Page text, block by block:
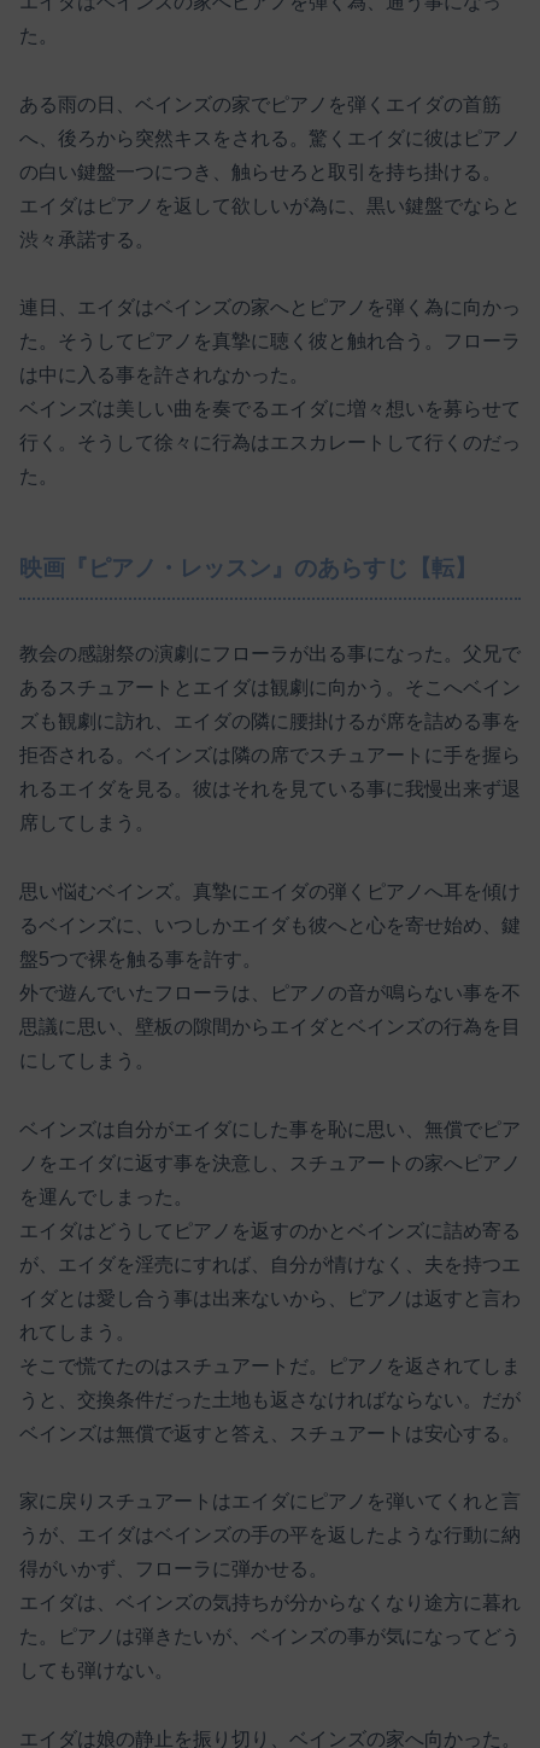
た。
ある雨の日、ベインズの家でピアノを弾くエイダの首筋
へ、後ろから突然キスをされる。驚くエイダに彼はピアノ
の白い鍵盤一つにつき、触らせろと取引を持ち掛ける。
エイダはピアノを返して欲しいが為に、黒い鍵盤でならと
渋々承諾する。
連日、エイダはベインズの家へとピアノを弾く為に向かっ
た。そうしてピアノを真摯に聴く彼と触れ合う。フローラ
は中に入る事を許されなかった。
ベインズは美しい曲を奏でるエイダに増々想いを募らせて
行く。そうして徐々に行為はエスカレートして行くのだっ
た。
映画『ピアノ・レッスン』のあらすじ【転】
教会の感謝祭の演劇にフローラが出る事になった。父兄で
あるスチュアートとエイダは観劇に向かう。そこへベイン
ズも観劇に訪れ、エイダの隣に腰掛けるが席を詰める事を
拒否される。ベインズは隣の席でスチュアートに手を握ら
れるエイダを見る。彼はそれを見ている事に我慢出来ず退
席してしまう。
思い悩むベインズ。真摯にエイダの弾くピアノへ耳を傾け
るベインズに、いつしかエイダも彼へと心を寄せ始め、鍵
盤5つで裸を触る事を許す。
外で遊んでいたフローラは、ピアノの音が鳴らない事を不
思議に思い、壁板の隙間からエイダとベインズの行為を目
にしてしまう。
ベインズは自分がエイダにした事を恥に思い、無償でピア
ノをエイダに返す事を決意し、スチュアートの家へピアノ
を運んでしまった。
エイダはどうしてピアノを返すのかとベインズに詰め寄る
が、エイダを淫売にすれば、自分が情けなく、夫を持つエ
イダとは愛し合う事は出来ないから、ピアノは返すと言わ
れてしまう。
そこで慌てたのはスチュアートだ。ピアノを返されてしま
うと、交換条件だった土地も返さなければならない。だが
ベインズは無償で返すと答え、スチュアートは安心する。
家に戻りスチュアートはエイダにピアノを弾いてくれと言
うが、エイダはベインズの手の平を返したような行動に納
得がいかず、フローラに弾かせる。
エイダは、ベインズの気持ちが分からなくなり途方に暮れ
た。ピアノは弾きたいが、ベインズの事が気になってどう
しても弾けない。
エイダは娘の静止を振り切り、ベインズの家へ向かった。